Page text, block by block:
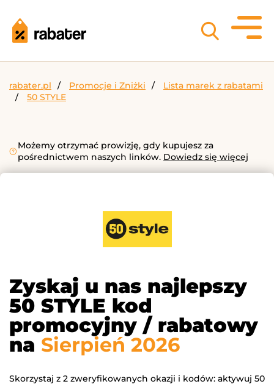
rabater.pl Promocje i Zniżki
Lista marek z rabatami
50 STYLE
Możemy otrzymać prowizję, gdy kupujesz za
pośrednictwem naszych linków. Dowiedz się więcej
Zyskaj u nas najlepszy
50 STYLE kod
promocyjny / rabatowy
na Sierpień 2026
Skorzystaj z 2 zweryfikowanych okazji i kodów: aktywuj 50